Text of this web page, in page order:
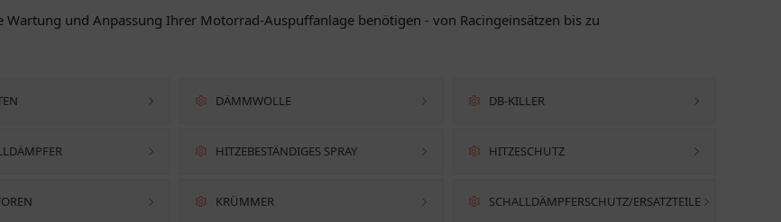
und Anpassung Ihrer Motorrad-Auspuffanlage benötigen - von Racingeinsätzen bis zu
DÄMMWOLLE DB-KILLER
HITZEBESTÄNDIGES SPRAY HITZESCHUTZ
KRÜMMER SCHALLDÄMPFERSCHUTZ/ERSATZTEILE